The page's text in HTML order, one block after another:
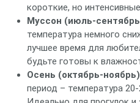
короткие, но
Муссон
температура немного
лучшее время для
будьте готовы к
Осень
период – температура